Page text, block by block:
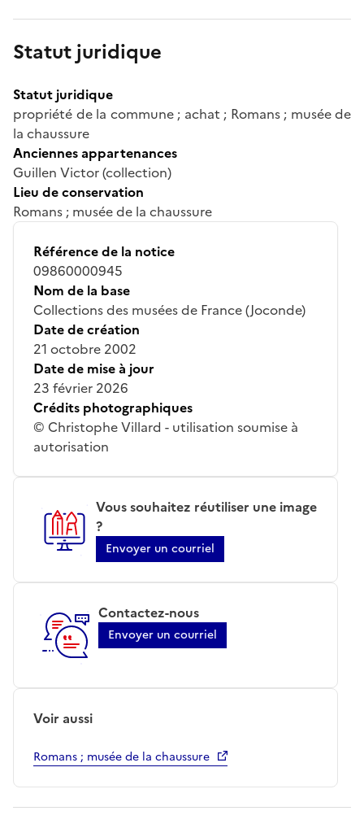
Statut juridique
Statut juridique
propriété de la commune ; achat ; Romans ; musée de
la chaussure
Anciennes appartenances
Guillen Victor (collection)
Lieu de conservation
Romans ; musée de la chaussure
Référence de la notice
09860000945
Nom de la base
Collections des musées de France (Joconde)
Date de création
21 octobre 2002
Date de mise à jour
23 février 2026
Crédits photographiques
© Christophe Villard - utilisation soumise à
autorisation
Vous souhaitez réutiliser une image
?
Envoyer un courriel
Contactez-nous
Envoyer un courriel
Voir aussi
Romans ; musée de la chaussure